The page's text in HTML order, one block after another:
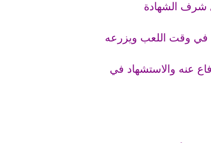
شرف الشهادة
في وقت اللعب ويزرعه
عنه والاستشهاد في